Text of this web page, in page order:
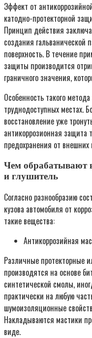
Эффект от
катодно-протекторной
Принцип действия
создания
поверхность. В течение
защиты производится
граничного значения,
Особенность такого
труднодоступных местах.
восстановление уже
антикоррозионная защита
предохранения от
Чем обрабатывают
и глушитель
Согласно разнообразию
кузова автомобиля от
такие вещества:
Антикоррозийная
Различные протекторные
производятся на основе
синтетической смолы,
практически на любую
шумоизоляционные
Накладываются мастики
виде.